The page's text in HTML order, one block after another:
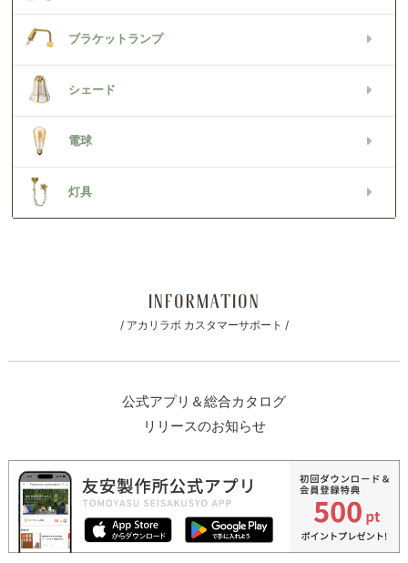
ブラケットランプ
シェード
電球
灯具
INFORMATION
/ アカリラボ カスタマーサポート /
公式アプリ＆総合カタログ
リリースのお知らせ